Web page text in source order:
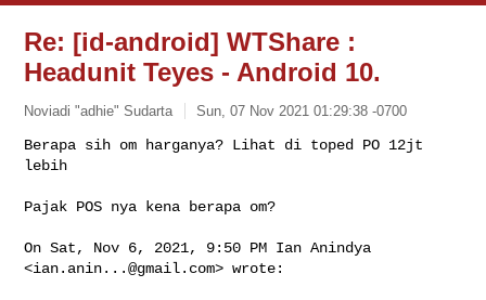
Re: [id-android] WTShare :
Headunit Teyes - Android 10.
Noviadi "adhie" Sudarta Sun, 07 Nov 2021 01:29:38 -0700
Berapa sih om harganya? Lihat di toped PO 12jt
lebih
Pajak POS nya kena berapa om?
On Sat, Nov 6, 2021, 9:50 PM Ian Anindya
<ian.anin...@gmail.com> wrote: